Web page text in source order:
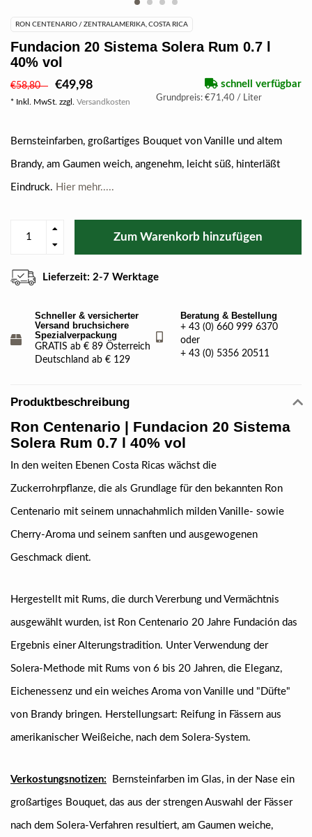
RON CENTENARIO / ZENTRALAMERIKA, COSTA RICA
Fundacion 20 Sistema Solera Rum 0.7 l
40% vol
€58,80 €49,98
* Inkl. MwSt. zzgl. Versandkosten
schnell verfügbar
Grundpreis: €71,40 / Liter
Bernsteinfarben, großartiges Bouquet von Vanille und altem
Brandy, am Gaumen weich, angenehm, leicht süß, hinterläßt
Eindruck. Hier mehr.....
Zum Warenkorb hinzufügen
Lieferzeit: 2-7 Werktage
Schneller & versicherter
Versand bruchsichere
Spezialverpackung
GRATIS ab € 89 Österreich
Deutschland ab € 129
Beratung & Bestellung
+ 43 (0) 660 999 6370
oder
+ 43 (0) 5356 20511
Produktbeschreibung
Ron Centenario | Fundacion 20 Sistema
Solera Rum 0.7 l 40% vol
In den weiten Ebenen Costa Ricas wächst die
Zuckerrohrpflanze, die als Grundlage für den bekannten Ron
Centenario mit seinem unnachahmlich milden Vanille- sowie
Cherry-Aroma und seinem sanften und ausgewogenen
Geschmack dient.
Hergestellt mit Rums, die durch Vererbung und Vermächtnis
ausgewählt wurden, ist Ron Centenario 20 Jahre Fundación das
Ergebnis einer Alterungstradition. Unter Verwendung der
Solera-Methode mit Rums von 6 bis 20 Jahren, die Eleganz,
Eichenessenz und ein weiches Aroma von Vanille und "Düfte"
von Brandy bringen. Herstellungsart: Reifung in Fässern aus
amerikanischer Weißeiche, nach dem Solera-System.
Verkostungsnotizen: Bernsteinfarben im Glas, in der Nase ein
großartiges Bouquet, das aus der strengen Auswahl der Fässer
nach dem Solera-Verfahren resultiert, am Gaumen weiche,